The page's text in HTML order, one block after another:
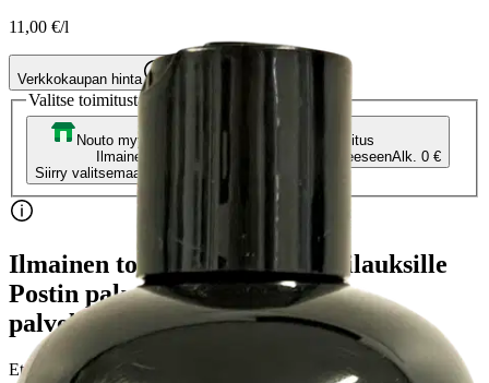
11,00 €/l
Verkkokaupan hinta
Valitse toimitustapa
Nouto myymälästä
Ilmainen
Siirry valitsemaan myymälä
Toimitus
Kotiin tai noutopisteeseenAlk. 0 €
Ilmainen toimitus yli 100 €:n tilauksille
Postin pakettiautomaattiin tai
palvelupisteeseen!
Etu ei koske Suuri‑lisäpalvelulla toimitettavia tuotteita.